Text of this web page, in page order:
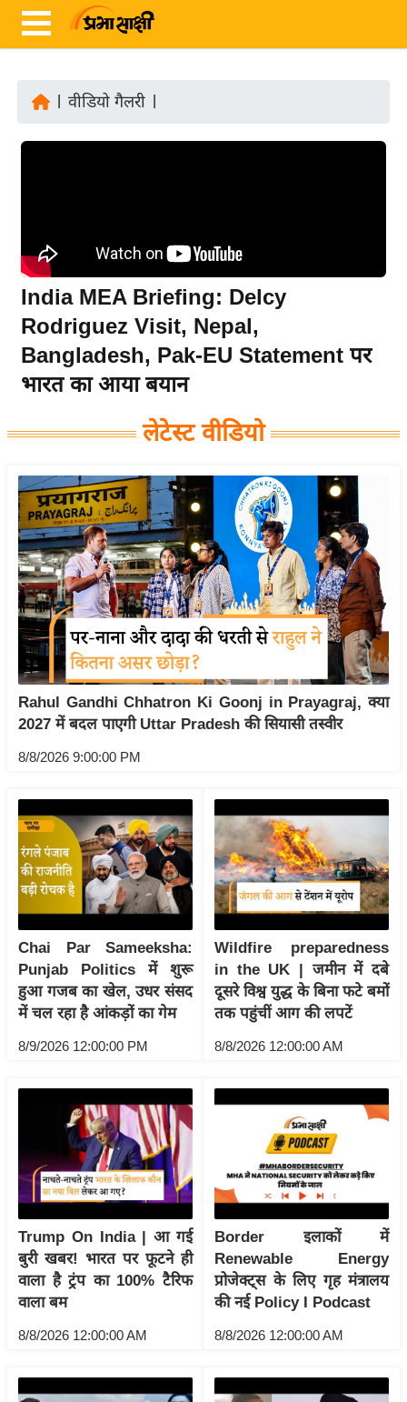
रा
ष्ट्री
य
अं
त
र्रा
य
ज़
स
उ
द्यो
ग
ज
ग
त
वि
शे
ष
रा
य
ब
ज
ट
ल
क्रि
के
ट
I
2
6
क्रा
इ
म
ई
पे
र
वीडियो गैलरी
India MEA Briefing: Delcy
Rodriguez Visit, Nepal,
Bangladesh, Pak-EU Statement पर
भारत का आया बयान
लेटेस्ट वीडियो
Rahul Gandhi Chhatron Ki Goonj in Prayagraj, क्या
2027 में बदल पाएगी Uttar Pradesh की सियासी तस्वीर
8/8/2026 9:00:00 PM
Chai Par Sameeksha:
Punjab Politics में शुरू
हुआ गजब का खेल, उधर संसद
में चल रहा है आंकड़ों का गेम
8/9/2026 12:00:00 PM
Wildfire preparedness
in the UK | जमीन में दबे
दूसरे विश्व युद्ध के बिना फटे बमों
तक पहुंचीं आग की लपटें
8/8/2026 12:00:00 AM
Trump On India | आ गई
बुरी खबर! भारत पर फूटने ही
वाला है ट्रंप का 100% टैरिफ
वाला बम
8/8/2026 12:00:00 AM
Border इलाकों में
Renewable Energy
प्रोजेक्ट्स के लिए गृह मंत्रालय
की नई Policy I Podcast
8/8/2026 12:00:00 AM